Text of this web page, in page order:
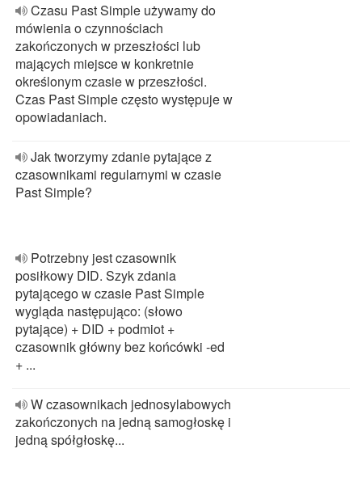
Czasu Past Simple używamy do
mówienia o czynnościach
zakończonych w przeszłości lub
mających miejsce w konkretnie
określonym czasie w przeszłości.
Czas Past Simple często występuje w
opowiadaniach.
Jak tworzymy zdanie pytające z
czasownikami regularnymi w czasie
Past Simple?
Potrzebny jest czasownik
posiłkowy DID. Szyk zdania
pytającego w czasie Past Simple
wygląda następująco: (słowo
pytające) + DID + podmiot +
czasownik główny bez końcówki -ed
+ ...
W czasownikach jednosylabowych
zakończonych na jedną samogłoskę i
jedną spółgłoskę...